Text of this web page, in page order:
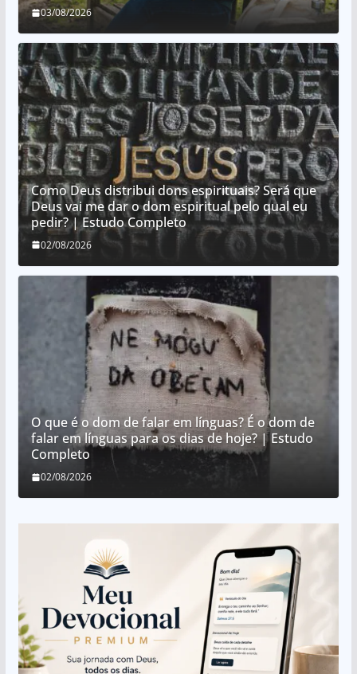
03/08/2026
Como Deus distribui dons espirituais? Será que
Deus vai me dar o dom espiritual pelo qual eu
pedir? | Estudo Completo
02/08/2026
O que é o dom de falar em línguas? É o dom de
falar em línguas para os dias de hoje? | Estudo
Completo
02/08/2026